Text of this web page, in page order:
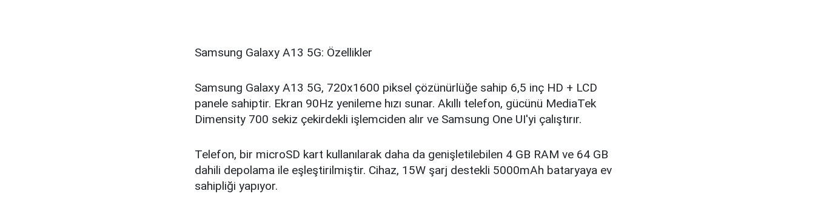
Samsung Galaxy A13 5G: Özellikler
Samsung Galaxy A13 5G, 720x1600 piksel çözünürlüğe sahip 6,5 inç HD + LCD
panele sahiptir. Ekran 90Hz yenileme hızı sunar. Akıllı telefon, gücünü MediaTek
Dimensity 700 sekiz çekirdekli işlemciden alır ve Samsung One UI'yi çalıştırır.
Telefon, bir microSD kart kullanılarak daha da genişletilebilen 4 GB RAM ve 64 GB
dahili depolama ile eşleştirilmiştir. Cihaz, 15W şarj destekli 5000mAh bataryaya ev
sahipliği yapıyor.